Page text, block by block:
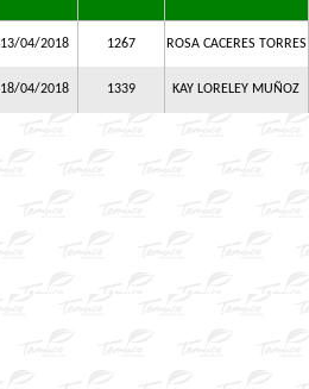
13/04/2018 1267 ROSA CACERES TORRES
18/04/2018 1339 KAY LORELEY MUÑOZ